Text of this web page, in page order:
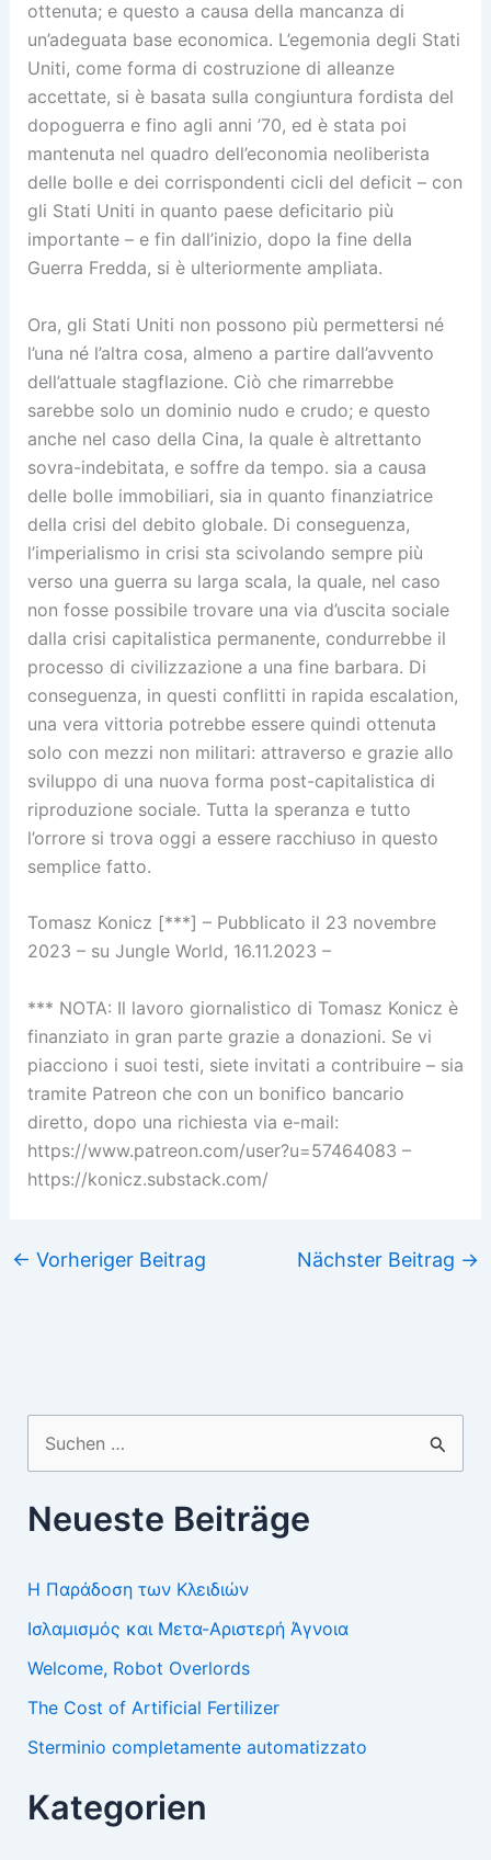
ottenuta; e questo a causa della mancanza di
un’adeguata base economica. L’egemonia degli Stati
Uniti, come forma di costruzione di alleanze
accettate, si è basata sulla congiuntura fordista del
dopoguerra e fino agli anni ’70, ed è stata poi
mantenuta nel quadro dell’economia neoliberista
delle bolle e dei corrispondenti cicli del deficit – con
gli Stati Uniti in quanto paese deficitario più
importante – e fin dall’inizio, dopo la fine della
Guerra Fredda, si è ulteriormente ampliata.
Ora, gli Stati Uniti non possono più permettersi né
l’una né l’altra cosa, almeno a partire dall’avvento
dell’attuale stagflazione. Ciò che rimarrebbe
sarebbe solo un dominio nudo e crudo; e questo
anche nel caso della Cina, la quale è altrettanto
sovra-indebitata, e soffre da tempo. sia a causa
delle bolle immobiliari, sia in quanto finanziatrice
della crisi del debito globale. Di conseguenza,
l’imperialismo in crisi sta scivolando sempre più
verso una guerra su larga scala, la quale, nel caso
non fosse possibile trovare una via d’uscita sociale
dalla crisi capitalistica permanente, condurrebbe il
processo di civilizzazione a una fine barbara. Di
conseguenza, in questi conflitti in rapida escalation,
una vera vittoria potrebbe essere quindi ottenuta
solo con mezzi non militari: attraverso e grazie allo
sviluppo di una nuova forma post-capitalistica di
riproduzione sociale. Tutta la speranza e tutto
l’orrore si trova oggi a essere racchiuso in questo
semplice fatto.
Tomasz Konicz [***] – Pubblicato il 23 novembre
2023 – su Jungle World, 16.11.2023 –
*** NOTA: Il lavoro giornalistico di Tomasz Konicz è
finanziato in gran parte grazie a donazioni. Se vi
piacciono i suoi testi, siete invitati a contribuire – sia
tramite Patreon che con un bonifico bancario
diretto, dopo una richiesta via e-mail:
https://www.patreon.com/user?u=57464083 –
https://konicz.substack.com/
← Vorheriger Beitrag Nächster Beitrag →
nach:
Neueste Beiträge
Η Παράδοση των Κλειδιών
Ισλαμισμός και Μετα-Αριστερή Άγνοια
Welcome, Robot Overlords
The Cost of Artificial Fertilizer
Sterminio completamente automatizzato
Kategorien